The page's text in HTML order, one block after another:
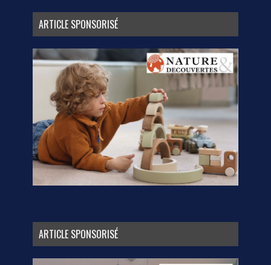
ARTICLE SPONSORISÉ
ARTICLE SPONSORISÉ